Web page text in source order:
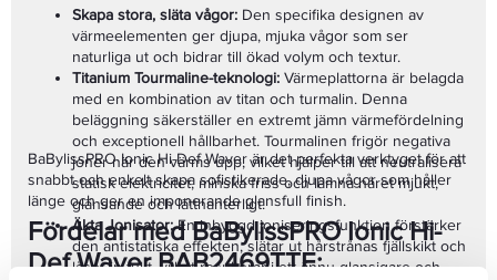
Skapa stora, släta vågor: Den specifika designen av
värmeelementen ger djupa, mjuka vågor som ser
naturliga ut och bidrar till ökad volym och textur.
Titanium Tourmaline-teknologi: Värmeplattorna är belagda
med en kombination av titan och turmalin. Denna
beläggning säkerställer en extremt jämn värmefördelning
och exceptionell hållbarhet. Tourmalinen frigör negativa
joner när den värms upp, vilket hjälper till att neutralisera
statisk elektricitet, minska friss och lämna håret mjukt,
glänsande och lätthanterligt.
Äkta Jonisator:En inbyggd joniseringsfunktion förstärker
den antistatiska effekten, slätar ut hårstrånas fjällskikt och
låser in fukt, vilket resulterar i ett ännu glansigare och
BaBylissPRO Ionic Hi-Def Waver är det perfekta verktyget för att
snabbt och enkelt skapa sofistikerade, djupa vågor som håller
länge och ger en imponerande glansfull finish.
Fördelar med BaBylissPRO Ionic Hi-
Def Waver BAB2469TTE: